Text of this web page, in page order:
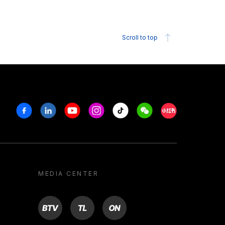
Scroll to top
FacebookLinkedinYoutubeInstagram
Tiktok WeechatXiaohongshu/
MEDIA CENTER
BTV TL ON